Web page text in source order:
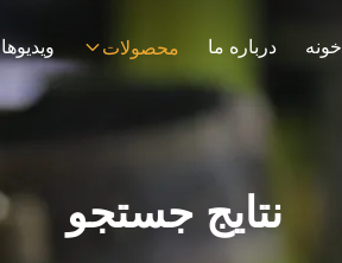
خونه درباره ما محصولات ویدیوها
نتایج جستجو